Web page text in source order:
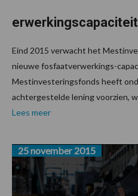
erwerkingscapaciteit
Eind 2015 verwacht het
nieuwe fosfaatverwerkings-
Mestinvesteringsfonds heeft
achtergestelde lening voorzien,
Lees meer
25 november 2015